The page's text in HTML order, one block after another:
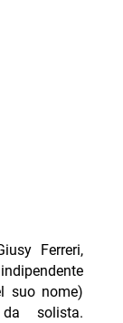
Ferreri,
suo nome)
solista.